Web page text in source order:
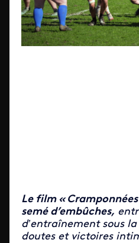
Le film «
semé d’embûches,
d’entraînement sous
doutes et victoires